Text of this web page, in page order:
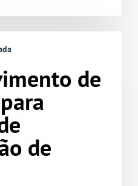
de
de